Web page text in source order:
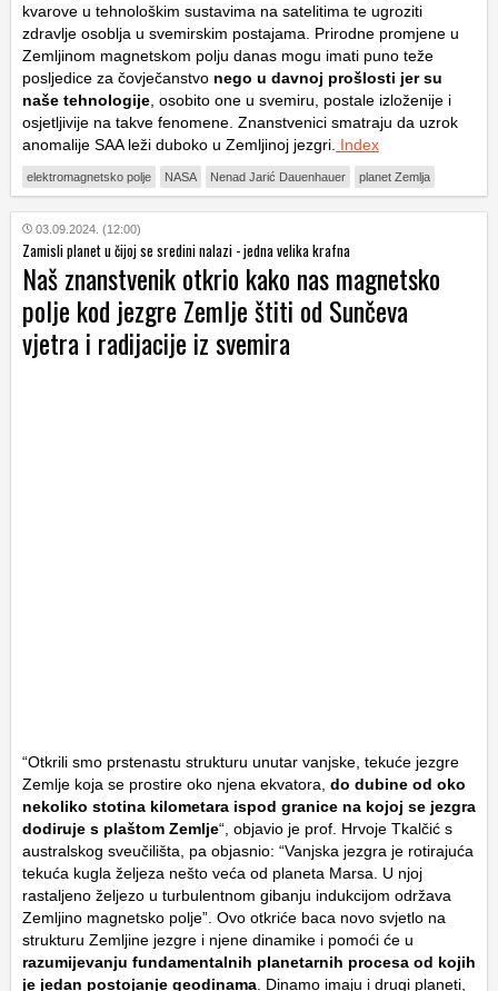
kvarove u tehnološkim sustavima na satelitima te ugroziti
zdravlje osoblja u svemirskim postajama. Prirodne promjene u
Zemljinom magnetskom polju danas mogu imati puno teže
posljedice za čovječanstvo nego u davnoj prošlosti jer su
naše tehnologije, osobito one u svemiru, postale izloženije i
osjetljivije na takve fenomene. Znanstvenici smatraju da uzrok
anomalije SAA leži duboko u Zemljinoj jezgri. Index
elektromagnetsko polje NASA Nenad Jarić Dauenhauer planet Zemlja
03.09.2024. (12:00)
Zamisli planet u čijoj se sredini nalazi - jedna velika krafna
Naš znanstvenik otkrio kako nas magnetsko
polje kod jezgre Zemlje štiti od Sunčeva
vjetra i radijacije iz svemira
“Otkrili smo prstenastu strukturu unutar vanjske, tekuće jezgre
Zemlje koja se prostire oko njena ekvatora, do dubine od oko
nekoliko stotina kilometara ispod granice na kojoj se jezgra
dodiruje s plaštom Zemlje“, objavio je prof. Hrvoje Tkalčić s
australskog sveučilišta, pa objasnio: “Vanjska jezgra je rotirajuća
tekuća kugla željeza nešto veća od planeta Marsa. U njoj
rastaljeno željezo u turbulentnom gibanju indukcijom održava
Zemljino magnetsko polje”. Ovo otkriće baca novo svjetlo na
strukturu Zemljine jezgre i njene dinamike i pomoći će u
razumijevanju fundamentalnih planetarnih procesa od kojih
je jedan postojanje geodinama . Dinamo imaju i drugi planeti,